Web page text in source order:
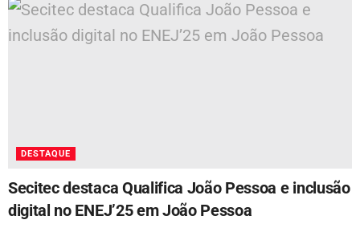
DESTAQUE
Secitec destaca Qualifica João Pessoa e inclusão
digital no ENEJ’25 em João Pessoa